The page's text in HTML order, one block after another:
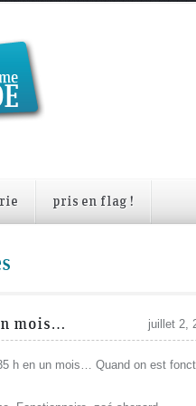
pris en flag !
mois… juillet 2,
h en un mois… Quand on est